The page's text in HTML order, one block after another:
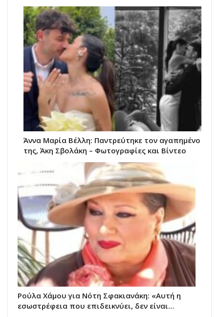
Άννα Μαρία Βέλλη: Παντρεύτηκε τον αγαπημένο
της, Άκη Σβολάκη – Φωτογραφίες και Βίντεο
Ρούλα Χάμου για Νότη Σφακιανάκη: «Αυτή η
εσωστρέφεια που επιδεικνύει, δεν είναι…